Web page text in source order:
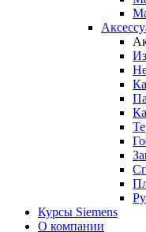
Курсы Siemens
О компании